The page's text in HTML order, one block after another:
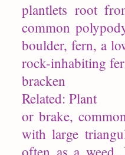
plantlets root
common
boulder, fern, a
rock-inhabiting
bracken
Related: Plant
or brake,
with large
often as a